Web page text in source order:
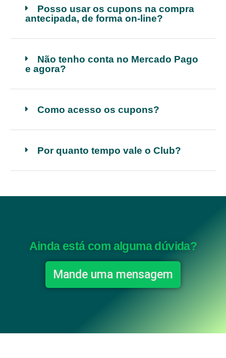
Posso usar os cupons na compra
antecipada, de forma on-line?
Não tenho conta no Mercado Pago
e agora?
Como acesso os cupons?
Por quanto tempo vale o Club?
Ainda está com alguma dúvida?
Mande uma mensagem